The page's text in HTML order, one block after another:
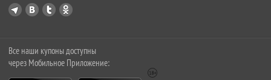
Все наши купоны доступны
через Мобильное Приложение: